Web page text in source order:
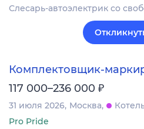
Слесарь-автоэлектрик со
Комплектовщик-
117 000–236 000 ₽
31 июля 2026 Москва
Pro Pride